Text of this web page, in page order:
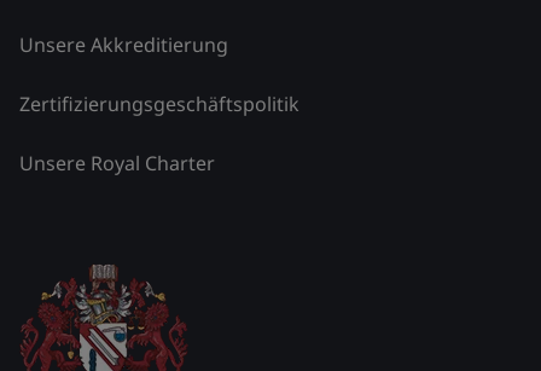
Unsere Akkreditierung
Zertifizierungsgeschäftspolitik
Unsere Royal Charter